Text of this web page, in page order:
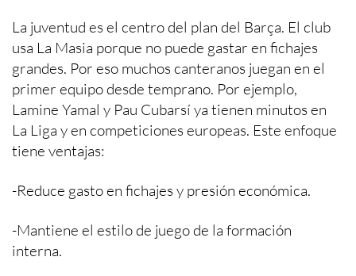
La juventud es el centro del plan del Barça. El club
usa La Masia porque no puede gastar en fichajes
grandes. Por eso muchos canteranos juegan en el
primer equipo desde temprano. Por ejemplo,
Lamine Yamal y Pau Cubarsí ya tienen minutos en
La Liga y en competiciones europeas. Este enfoque
tiene ventajas:
-Reduce gasto en fichajes y presión económica.
-Mantiene el estilo de juego de la formación
interna.